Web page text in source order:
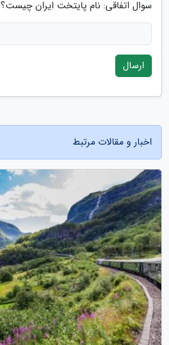
سوال اتفاقی: نام پایتخت ایران چیست؟
ارسال
اخبار و مقالات مرتبط